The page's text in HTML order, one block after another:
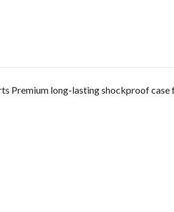
Premium long-lasting shockproof case